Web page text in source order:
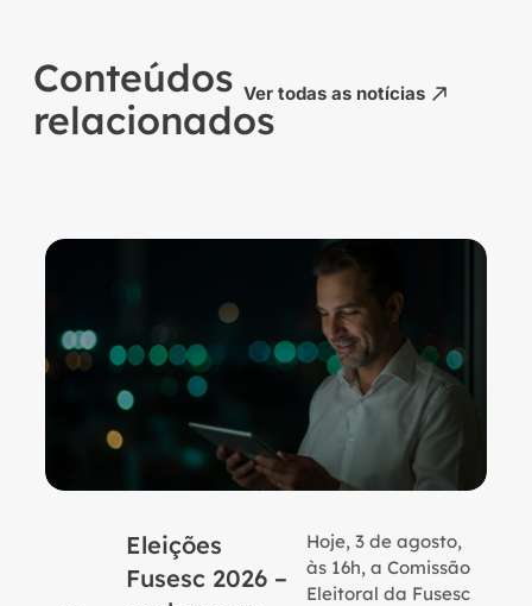
Conteúdos
relacionados
Ver todas as notícias
Eleições
Fusesc 2026 –
Hoje, 3 de agosto,
às 16h, a Comissão
Eleitoral da Fusesc